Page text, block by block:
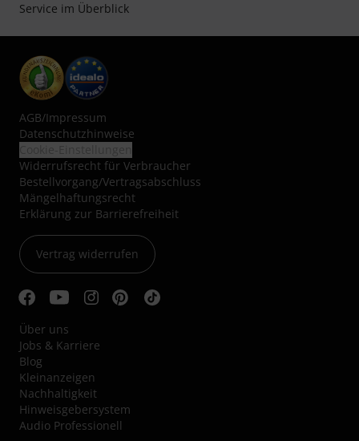
Service im Überblick
AGB/Impressum
Datenschutzhinweise
Widerrufsrecht für Verbraucher
Bestellvorgang/Vertragsabschluss
Mängelhaftungsrecht
Erklärung zur Barrierefreiheit
Vertrag widerrufen
Über uns
Jobs & Karriere
Blog
Kleinanzeigen
Nachhaltigkeit
Hinweisgebersystem
Audio Professionell